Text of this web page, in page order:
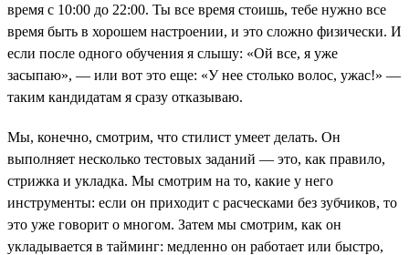
время с 10:00 до 22:00. Ты все время стоишь, тебе нужно все
время быть в хорошем настроении, и это сложно физически. И
если после одного обучения я слышу: «Ой все, я уже
засыпаю», — или вот это еще: «У нее столько волос, ужас!» —
таким кандидатам я сразу отказываю.
Мы, конечно, смотрим, что стилист умеет делать. Он
выполняет несколько тестовых заданий — это, как правило,
стрижка и укладка. Мы смотрим на то, какие у него
инструменты: если он приходит с расческами без зубчиков, то
это уже говорит о многом. Затем мы смотрим, как он
укладывается в тайминг: медленно он работает или быстро,